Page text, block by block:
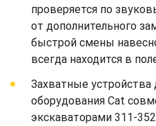
проверяется по
от дополнительного
быстрой смены
всегда находится в
Захватные
оборудования Cat
экскаваторами 311-